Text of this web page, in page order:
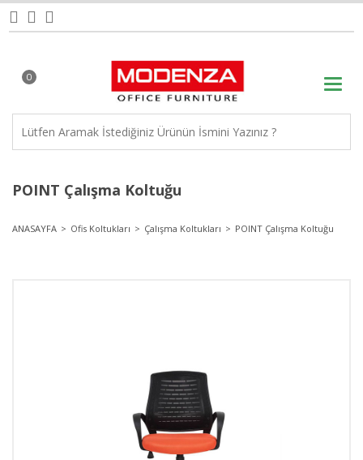
0
POINT Çalışma Koltuğu
ANASAYFA Ofis Koltukları Çalışma Koltukları POINT Çalışma Koltuğu